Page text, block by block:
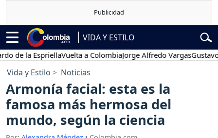
VIDA Y ESTILO
EspriellaVuelta a ColombiaJorge Alfredo Vargas Gustavo Petro
Vida y Estilo Noticias
Armonía facial: esta es la
famosa más hermosa del
mundo, según la ciencia